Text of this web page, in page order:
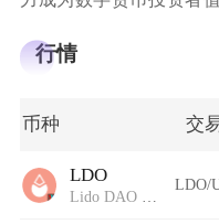
行情
币种 交
LDO
Lido DAO (Wormhole)
LDO/